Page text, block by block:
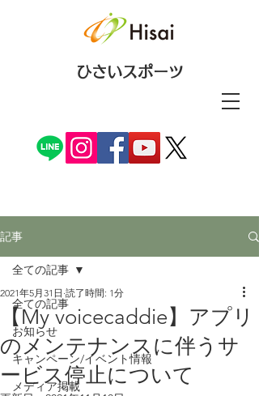
ひさいスポーツ
記事
全ての記事
お知らせ
キャンペーン/イベント情報
メディア掲載
全ての記事
【My voicecaddie】アプリ
のメンテナンスに伴うサ
ービス停止について
2021年5月31日 読了時間: 1分